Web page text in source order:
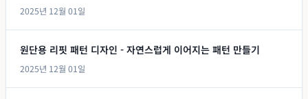
2025년 12월 01일
원단용 리핏 패턴 디자인 - 자연스럽게 이어지는 패턴 만들기
2025년 12월 01일